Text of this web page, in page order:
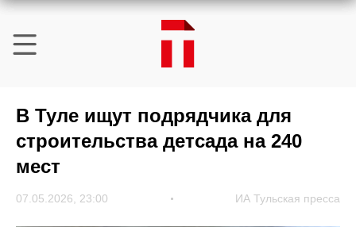
В Туле ищут подрядчика для
строительства детсада на 240
мест
07.05.2026, 23:00 ИА Тульская пресса